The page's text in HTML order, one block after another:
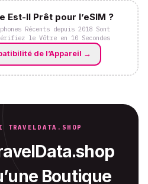
Est-Il Prêt pour l’eSIM ?
Récents depuis 2018 Sont
le Vôtre en 10 Secondes
de l’Appareil →
TRAVELDATA.SHOP
Boutique